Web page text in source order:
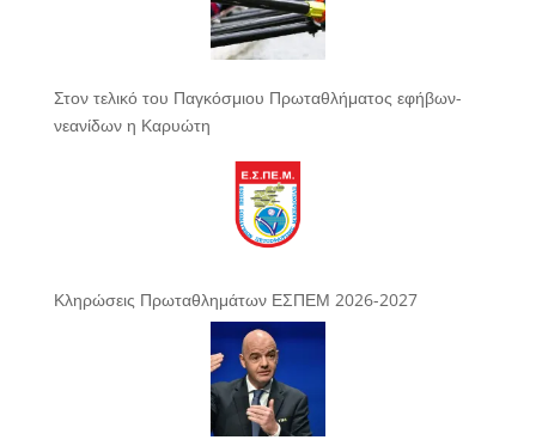
Στον τελικό του Παγκόσμιου Πρωταθλήματος εφήβων-
νεανίδων η Καρυώτη
Κληρώσεις Πρωταθλημάτων ΕΣΠΕΜ 2026-2027